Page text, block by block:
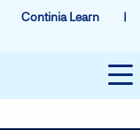
Continia Learn